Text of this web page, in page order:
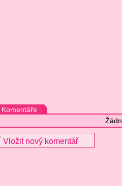
Komentáře
Vložit nový komentář